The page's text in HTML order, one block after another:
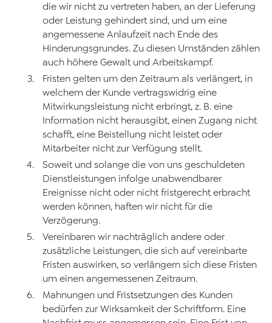
die wir nicht zu vertreten haben, an der Lieferung
oder Leistung gehindert sind, und um eine
angemessene Anlaufzeit nach Ende des
Hinderungsgrundes. Zu diesen Umständen zählen
auch höhere Gewalt und Arbeitskampf.
Fristen gelten um den Zeitraum als verlängert, in
welchem der Kunde vertragswidrig eine
Mitwirkungsleistung nicht erbringt, z. B. eine
Information nicht herausgibt, einen Zugang nicht
schafft, eine Beistellung nicht leistet oder
Mitarbeiter nicht zur Verfügung stellt.
Soweit und solange die von uns geschuldeten
Dienstleistungen infolge unabwendbarer
Ereignisse nicht oder nicht fristgerecht erbracht
werden können, haften wir nicht für die
Verzögerung.
Vereinbaren wir nachträglich andere oder
zusätzliche Leistungen, die sich auf vereinbarte
Fristen auswirken, so verlängern sich diese Fristen
um einen angemessenen Zeitraum.
Mahnungen und Fristsetzungen des Kunden
bedürfen zur Wirksamkeit der Schriftform. Eine